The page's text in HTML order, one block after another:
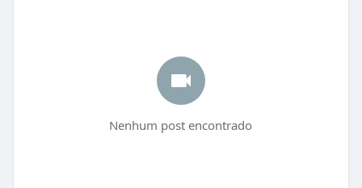
Nenhum post encontrado